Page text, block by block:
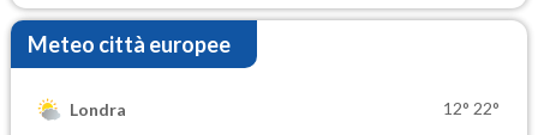
Meteo città europee
Londra 12° 22°